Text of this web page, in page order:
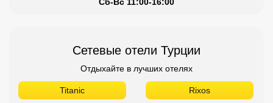
Сетевые отели Турции
Отдыхайте в лучших отелях
Titanic Rixos